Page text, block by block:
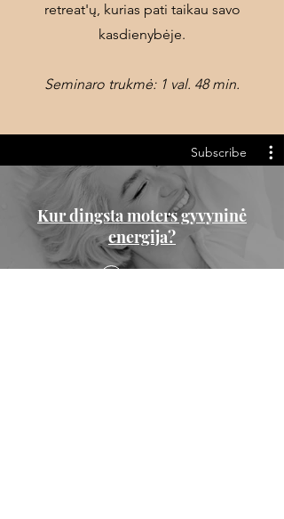
retreat'ų, kurias pati taikau savo
kasdienybėje.
Seminaro trukmė: 1 val. 48 min.
Subscribe
Kur dingsta moters gyvyninė
energija?